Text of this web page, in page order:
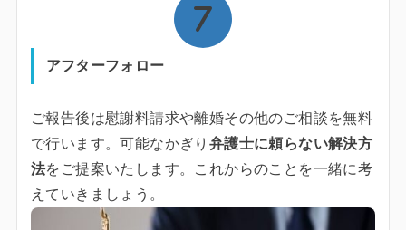
アフターフォロー
ご報告後は慰謝料請求や離婚その他のご相談を無料
で行います。可能なかぎり 弁護士に頼らない解決方
法をご提案いたします。これからのことを一緒に考
えていきましょう。